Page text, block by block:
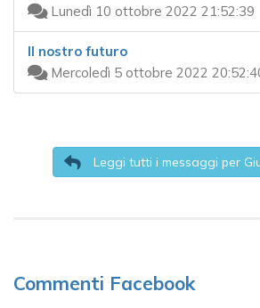
Lunedì 10 ottobre 2022 21:52:39
Il nostro futuro
Mercoledì 5 ottobre 2022
Leggi tutti i messaggi per
Commenti Facebook